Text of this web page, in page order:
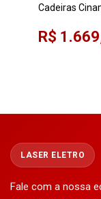
Cadeiras
Vidro
R$
LASER ELETRO
Fale com a nossa